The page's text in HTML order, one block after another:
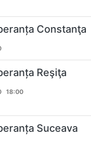
Constanţa
Reşiţa
18:00
Suceava